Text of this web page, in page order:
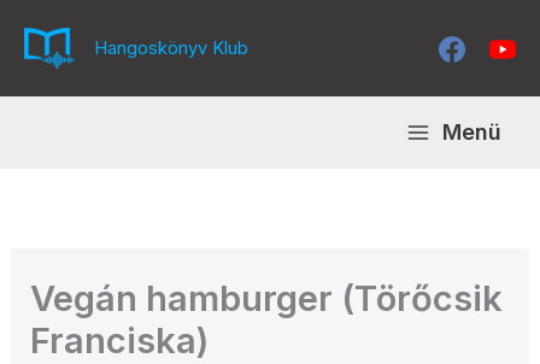
Hangoskönyv Klub
Menü
Vegán hamburger (Törőcsik
Franciska)